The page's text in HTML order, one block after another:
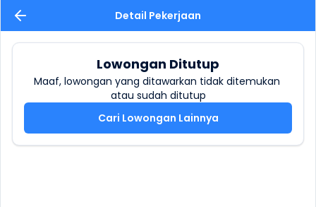
Detail Pekerjaan
Lowongan Ditutup
Maaf, lowongan yang ditawarkan tidak ditemukan
atau sudah ditutup
Cari Lowongan Lainnya